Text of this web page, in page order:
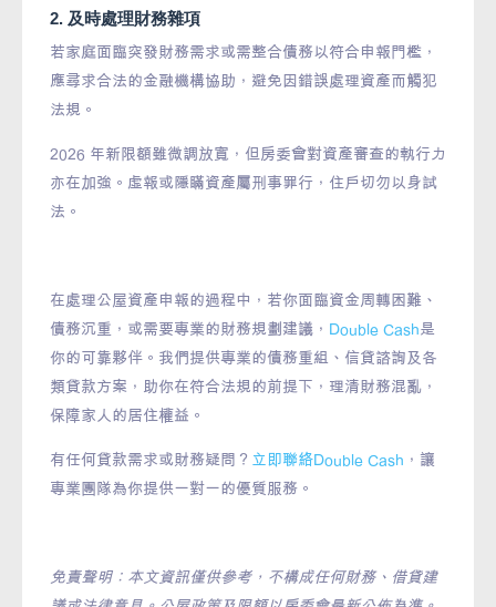
2. 及時處理財務雜項
若家庭面臨突發財務需求或需整合債務以符合申報門檻，
應尋求合法的金融機構協助，避免因錯誤處理資產而觸犯
法規。
2026 年新限額雖微調放寬，但房委會對資產審查的執行力
亦在加強。虛報或隱瞞資產屬刑事罪行，住戶切勿以身試
法。
在處理公屋資產申報的過程中，若你面臨資金周轉困難、
債務沉重，或需要專業的財務規劃建議， Double Cash是
你的可靠夥伴。我們提供專業的債務重組、信貸諮詢及各
類貸款方案，助你在符合法規的前提下，理清財務混亂，
保障家人的居住權益。
有任何貸款需求或財務疑問？ 立即聯絡Double Cash ，讓
專業團隊為你提供一對一的優質服務。
免責聲明：本文資訊僅供參考，不構成任何財務、借貸建